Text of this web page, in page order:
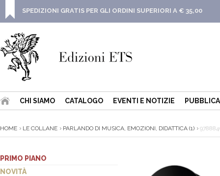
SPEDIZIONI GRATIS PER GLI ORDINI SUPERIORI A € 35,00
CHI SIAMO CATALOGO EVENTI E NOTIZIE
HOME LE COLLANE PARLANDO DI MUSICA, EMOZIONI, DIDATTICA (1)
PRIMO PIANO
NOVITÀ